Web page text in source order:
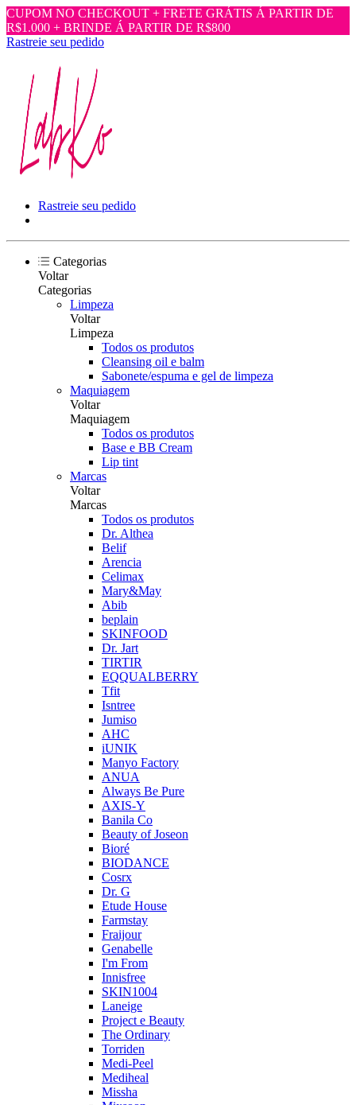
CUPOM NO CHECKOUT + FRETE GRÁTIS Á PARTIR DE
R$1.000 + BRINDE Á PARTIR DE R$800
Rastreie seu pedido
Rastreie seu pedido
Categorias
Voltar
Categorias
Limpeza
Voltar
Limpeza
Todos os produtos
Cleansing oil e balm
Sabonete/espuma e gel de limpeza
Maquiagem
Voltar
Maquiagem
Todos os produtos
Base e BB Cream
Lip tint
Marcas
Voltar
Marcas
Todos os produtos
Dr. Althea
Belif
Arencia
Celimax
Mary&May
Abib
beplain
SKINFOOD
Dr. Jart
TIRTIR
EQQUALBERRY
Tfit
Isntree
Jumiso
AHC
iUNIK
Manyo Factory
ANUA
Always Be Pure
AXIS-Y
Banila Co
Beauty of Joseon
Bioré
BIODANCE
Cosrx
Dr. G
Etude House
Farmstay
Fraijour
Genabelle
I'm From
Innisfree
SKIN1004
Laneige
Project e Beauty
The Ordinary
Torriden
Medi-Peel
Mediheal
Missha